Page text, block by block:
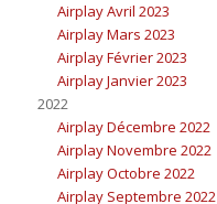
Airplay Avril 2023
Airplay Mars 2023
Airplay Février 2023
Airplay Janvier 2023
2022
Airplay Décembre 2022
Airplay Novembre 2022
Airplay Octobre 2022
Airplay Septembre 2022